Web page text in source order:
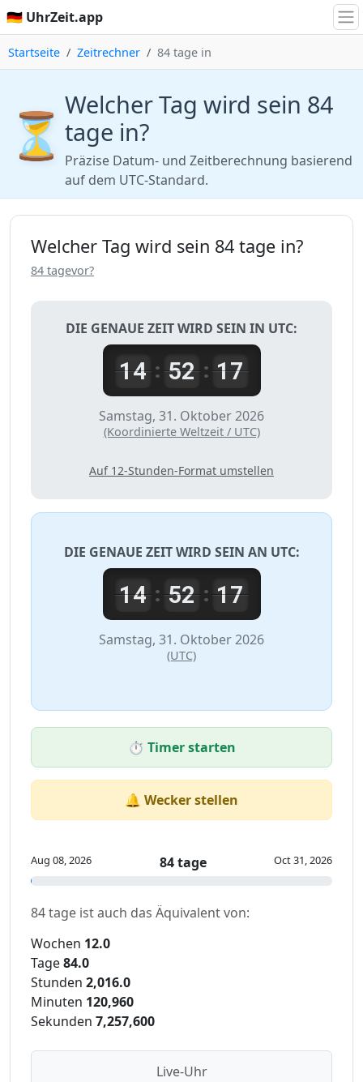
🇩🇪 UhrZeit.app
Startseite Zeitrechner 84 tage in
⏳ Welcher Tag wird sein 84
tage in?
Präzise Datum- und Zeitberechnung basierend
auf dem UTC-Standard.
Welcher Tag wird sein 84 tage in?
84 tagevor?
DIE GENAUE ZEIT WIRD SEIN IN UTC:
14: 52: 17
Samstag, 31. Oktober 2026
(Koordinierte Weltzeit / UTC)
Auf 12-Stunden-Format umstellen
DIE GENAUE ZEIT WIRD SEIN AN UTC:
14: 52: 17
Samstag, 31. Oktober 2026
(UTC)
⏱️ Timer starten
🔔 Wecker stellen
Aug 08, 2026 84 tage Oct 31, 2026
84 tage ist auch das Äquivalent von:
Wochen 12.0
Tage84.0
Stunden 2,016.0
Minuten 120,960
Sekunden 7,257,600
Live-Uhr